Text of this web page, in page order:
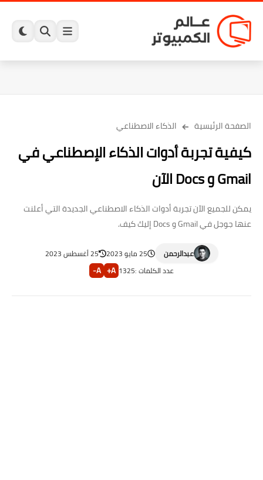
الصفحة الرئيسية الذكاء الاصطناعي
كيفية تجربة أدوات الذكاء الإصطناعي في
Gmail و Docs الآن
يمكن للجميع الآن تجربة أدوات الذكاء الاصطناعي الجديدة التي أعلنت
عنها جوجل في Gmail و Docs إليك كيف.
عبدالرحمن 25 مايو 2023
25 أغسطس 2023
عدد الكلمات :1325
A+
A-